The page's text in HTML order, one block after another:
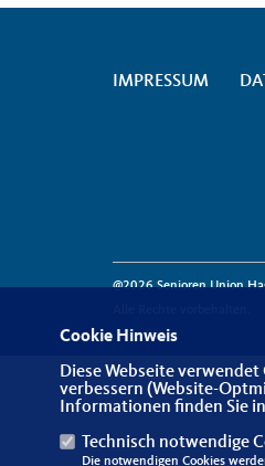
IMPRESSUM
@2026 Senioren Union
Cookie Hinweis
Diese Webseite
verbessern (Website-
Informationen finden Sie
Technisch notwendige
Die notwendigen Cookies